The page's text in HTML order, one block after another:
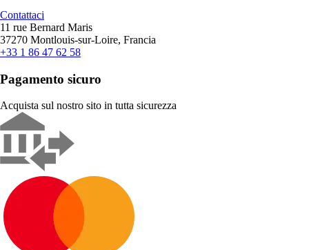
Contattaci
11 rue Bernard Maris
37270 Montlouis-sur-Loire, Francia
+33 1 86 47 62 58
Pagamento sicuro
Acquista sul nostro sito in tutta sicurezza